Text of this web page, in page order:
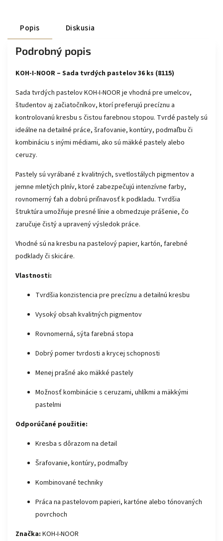
Popis Diskusia
Podrobný popis
KOH-I-NOOR – Sada tvrdých pastelov 36 ks (8115)
Sada tvrdých pastelov KOH-I-NOOR je vhodná pre umelcov,
študentov aj začiatočníkov, ktorí preferujú precíznu a
kontrolovanú kresbu s čistou farebnou stopou. Tvrdé pastely sú
ideálne na detailné práce, šrafovanie, kontúry, podmaľbu či
kombináciu s inými médiami, ako sú mäkké pastely alebo
ceruzy.
Pastely sú vyrábané z kvalitných, svetlostálych pigmentov a
jemne mletých plnív, ktoré zabezpečujú intenzívne farby,
rovnomerný ťah a dobrú priľnavosť k podkladu. Tvrdšia
štruktúra umožňuje presné línie a obmedzuje prášenie, čo
zaručuje čistý a upravený výsledok práce.
Vhodné sú na kresbu na pastelový papier, kartón, farebné
podklady či skicáre.
Vlastnosti:
Tvrdšia konzistencia pre precíznu a detailnú kresbu
Vysoký obsah kvalitných pigmentov
Rovnomerná, sýta farebná stopa
Dobrý pomer tvrdosti a krycej schopnosti
Menej prašné ako mäkké pastely
Možnosť kombinácie s ceruzami, uhlíkmi a mäkkými
pastelmi
Odporúčané použitie:
Kresba s dôrazom na detail
Šrafovanie, kontúry, podmaľby
Kombinované techniky
Práca na pastelovom papieri, kartóne alebo tónovaných
povrchoch
Značka: KOH-I-NOOR